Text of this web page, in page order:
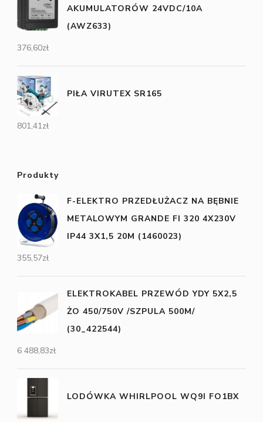
AKUMULATORÓW 24VDC/10A
(AWZ633)
376,60zł
PIŁA VIRUTEX SR165
801,41zł
Produkty
F-ELEKTRO PRZEDŁUŻACZ NA BĘBNIE
METALOWYM GRANDE FI 320 4X230V
IP44 3X1,5 20M (1460023)
355,57zł
ELEKTROKABEL PRZEWÓD YDY 5X2,5
ŻO 450/750V /SZPULA 500M/
(30_422544)
6 488,83zł
LODÓWKA WHIRLPOOL WQ9I FO1BX